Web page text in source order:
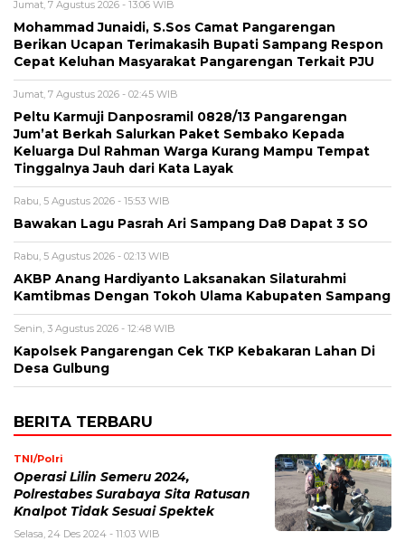
Jumat, 7 Agustus 2026 - 13:06 WIB
Mohammad Junaidi, S.Sos Camat Pangarengan
Berikan Ucapan Terimakasih Bupati Sampang Respon
Cepat Keluhan Masyarakat Pangarengan Terkait PJU
Jumat, 7 Agustus 2026 - 02:45 WIB
Peltu Karmuji Danposramil 0828/13 Pangarengan
Jum’at Berkah Salurkan Paket Sembako Kepada
Keluarga Dul Rahman Warga Kurang Mampu Tempat
Tinggalnya Jauh dari Kata Layak
Rabu, 5 Agustus 2026 - 15:53 WIB
Bawakan Lagu Pasrah Ari Sampang Da8 Dapat 3 SO
Rabu, 5 Agustus 2026 - 02:13 WIB
AKBP Anang Hardiyanto Laksanakan Silaturahmi
Kamtibmas Dengan Tokoh Ulama Kabupaten Sampang
Senin, 3 Agustus 2026 - 12:48 WIB
Kapolsek Pangarengan Cek TKP Kebakaran Lahan Di
Desa Gulbung
BERITA TERBARU
TNI/Polri
Operasi Lilin Semeru 2024,
Polrestabes Surabaya Sita Ratusan
Knalpot Tidak Sesuai Spektek
Selasa, 24 Des 2024 - 11:03 WIB